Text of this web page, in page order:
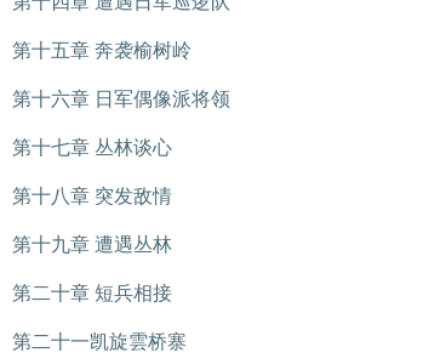
第十五章 奔袭榆树岭
第十六章 日军偶像派将领
第十七章 丛林谈心
第十八章 突发敌情
第十九章 遭遇丛林
第二十章 短兵相接
第二十一凯旋雲桥寨